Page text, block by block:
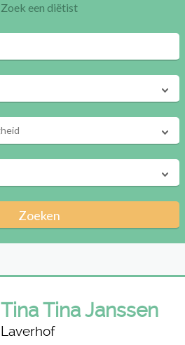
Zoek een diëtist
Tina Tina Janssen
Laverhof